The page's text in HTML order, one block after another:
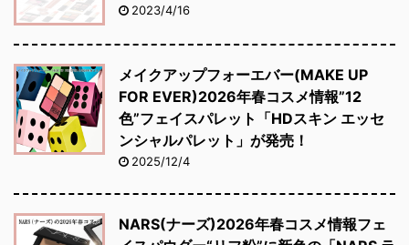
2023/4/16
メイクアップフォーエバー(MAKE UP
FOR EVER)2026年春コスメ情報”12
色”フェイスパレット「HDスキン エッセ
ンシャルパレット」が発売！
2025/12/4
NARS(ナーズ)2026年春コスメ情報フェ